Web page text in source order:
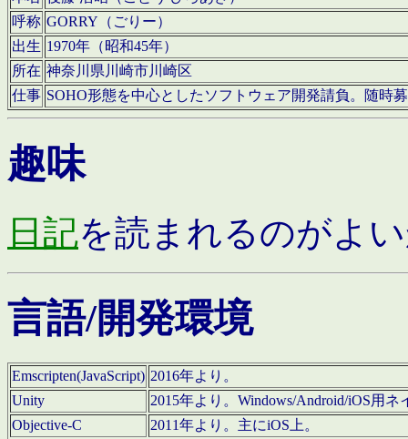
呼称 GORRY（ごりー）
出生 1970年（昭和45年）
所在 神奈川県川崎市川崎区
仕事 SOHO形態を中心としたソフトウェア開発請負。随時
趣味
日記を読まれるのがよ
言語/開発環境
Emscripten(JavaScript) 2016年より。
Unity
2015年より。Windows/Android/iOS用
Objective-C
2011年より。主にiOS上。